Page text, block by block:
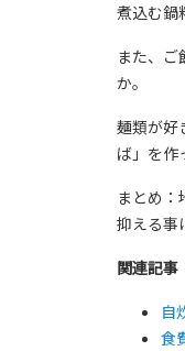
煮込む鍋
また、ご
か。
麺類が好
ば」を作
まとめ
抑える事
関連記事
自
食